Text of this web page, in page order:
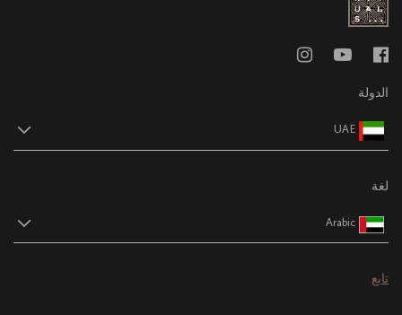
الدولة
UAE
لغة
Arabic
تابع